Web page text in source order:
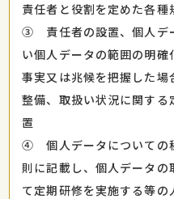
責任者と役割を定めた各種
③ 責任者の設置、個人デ
い個人データの範囲の明
事実又は兆候を把握した
整備、取扱い状況に関す
置
④ 個人データについての
則に記載し、個人データ
て定期研修を実施する等の